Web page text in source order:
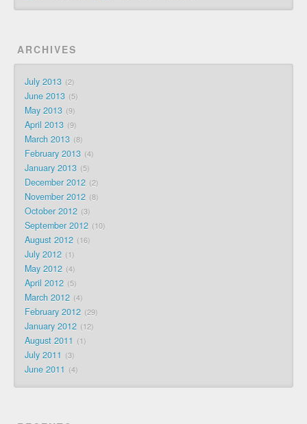
ARCHIVES
July 2013 2
June 2013 5
May 2013 9
April 2013 9
March 2013 8
February 2013 4
January 2013 5
December 2012 2
November 2012 8
October 2012 3
September 2012 10
August 2012 16
July 2012 1
May 2012 4
April 2012 5
March 2012 4
February 2012 29
January 2012 12
August 2011 1
July 2011 3
June 2011 4